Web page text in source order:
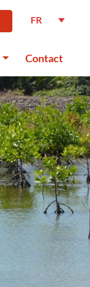
FR
Contact